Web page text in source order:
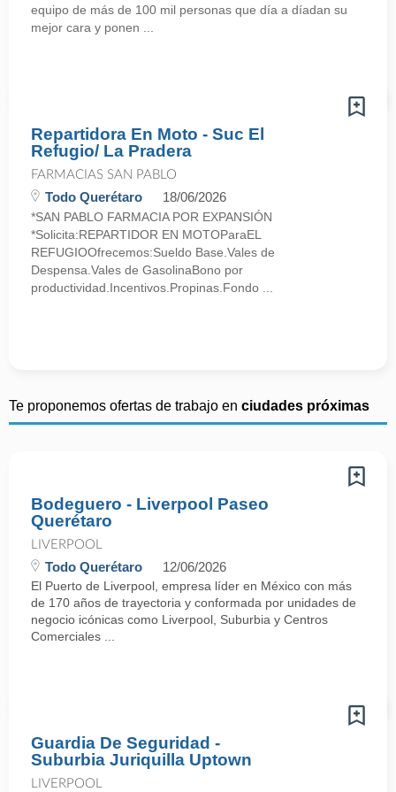
equipo de más de 100 mil personas que día a díadan su
mejor cara y ponen ...
Repartidora En Moto - Suc El
Refugio/ La Pradera
FARMACIAS SAN PABLO
Todo Querétaro 18/06/2026
*SAN PABLO FARMACIA POR EXPANSIÓN
*Solicita:REPARTIDOR EN MOTOParaEL
REFUGIOOfrecemos:Sueldo Base.Vales de
Despensa.Vales de GasolinaBono por
productividad.Incentivos.Propinas.Fondo ...
Te proponemos ofertas de trabajo en ciudades próximas
Bodeguero - Liverpool Paseo
Querétaro
LIVERPOOL
Todo Querétaro 12/06/2026
El Puerto de Liverpool, empresa líder en México con más
de 170 años de trayectoria y conformada por unidades de
negocio icónicas como Liverpool, Suburbia y Centros
Comerciales ...
Guardia De Seguridad -
Suburbia Juriquilla Uptown
LIVERPOOL